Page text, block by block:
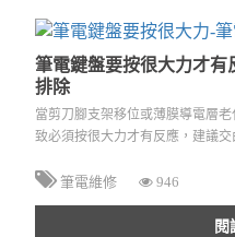
筆電鍵盤要按很大力才有
排除
當剪刀腳支架移位或薄膜導電層
致必須按很大力才有反應，建議交
筆電維修 946
閱